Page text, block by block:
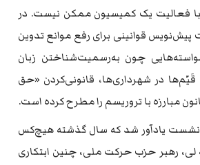
فعالیت یک کمیسیون ممکن نیست. در
پیش‌نویس قوانینی برای رفع موانع تدوین
چون به‌رسمیت‌شناختن زبان
قَیّم‌ها در شهرداری‌ها، قانونی‌کردن «حق
مبارزه با تروریسم را مطرح کرده است.
نشست یادآور شد که سال گذشته هیچ‌کس
لی، رهبر حزب حرکت ملی، چنین ابتکاری